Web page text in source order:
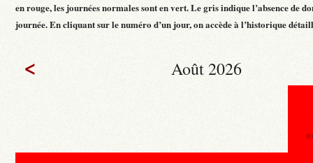
en rouge, les journées normales sont en vert. Le gris indique l’absence de
journée. En cliquant sur le numéro d’un jour, on accède à l’historique
< Août 2026